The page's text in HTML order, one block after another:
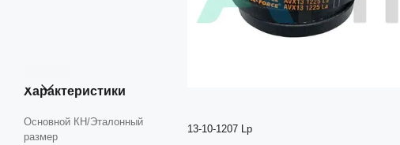
Характеристики
Основной КН/Эталонный
размер
13-10-1207 Lp